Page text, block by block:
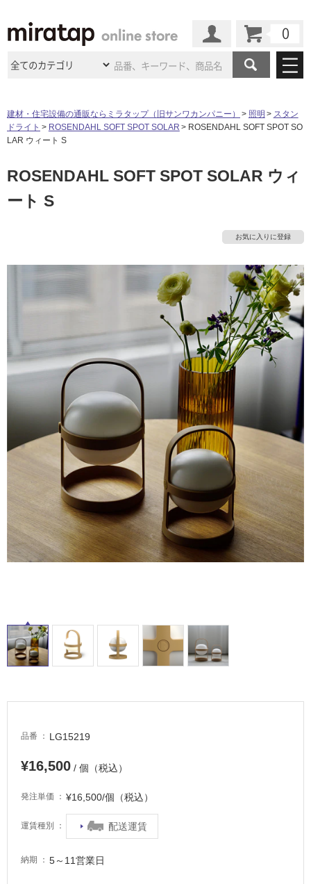
商品カテゴリ
洗面所・水回り
キッチン 浴室（風呂・バスルー
ドア（扉）・
ウッドデッキ フローリング・床材
収納 インテリア・家具
ペット用品
内装用建材 パネル・壁材
ロートアイアン 天然石・石材
メンテナンス・施工材 新商品
施工事例
施工事例 法人案件納入事例
ミラタップ
ショールームの
ショールーム
名古屋ショールーム 京都ショールーム
福岡ショールーム 札幌スマートショールー
ム
横浜スマート
ウェルビーみのお
HDC
BOX
お問い合わせ
クレーム公開
説明書・図面検索 水まわり3年保証
お役立ち情報 住まいのスタイリング
アイデア
ミラタップチャンネル
オンライン相談
ミラタップと
ASOLIE
工事会社紹介Coziコンシ
ェルジュ
自分らしい家づくり
SUVACO
最高のリノベ会社がみつ
かるリノベりす
建材・住宅設備の通販ならミラタップ（旧サンワカンパニー） 照明
スタン
ドライト
ROSENDAHL SOFT SPOT SOLAR
ROSENDAHL SOFT SPOT SO
LAR ウィート S
ROSENDAHL SOFT SPOT SOLAR ウィ
ート S
お気に入りに登録
品番 LG15219
¥16,500 / 個（税込）
発注単価 ¥16,500/個（税込）
運賃種別 配送運賃
納期 5～11営業日
イ
内
床・
屋
室
駐
場
に